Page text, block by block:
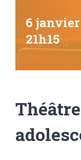
6 janvier
21h15